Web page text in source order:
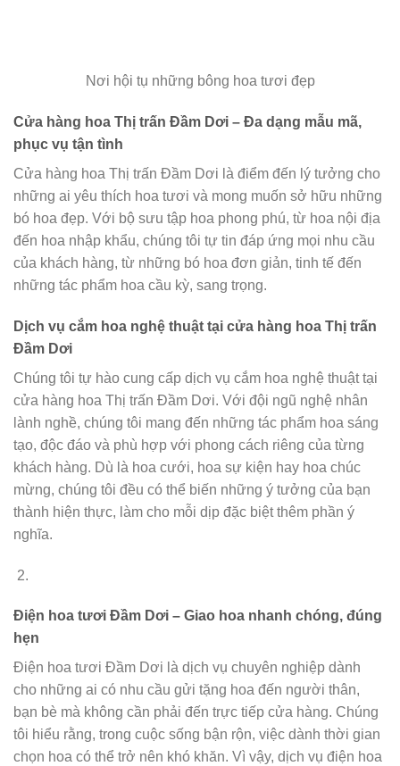
Nơi hội tụ những bông hoa tươi đẹp
Cửa hàng hoa Thị trấn Đầm Dơi – Đa dạng mẫu mã,
phục vụ tận tình
Cửa hàng hoa Thị trấn Đầm Dơi là điểm đến lý tưởng cho
những ai yêu thích hoa tươi và mong muốn sở hữu những
bó hoa đẹp. Với bộ sưu tập hoa phong phú, từ hoa nội địa
đến hoa nhập khẩu, chúng tôi tự tin đáp ứng mọi nhu cầu
của khách hàng, từ những bó hoa đơn giản, tinh tế đến
những tác phẩm hoa cầu kỳ, sang trọng.
Dịch vụ cắm hoa nghệ thuật tại cửa hàng hoa Thị trấn
Đầm Dơi
Chúng tôi tự hào cung cấp dịch vụ cắm hoa nghệ thuật tại
cửa hàng hoa Thị trấn Đầm Dơi. Với đội ngũ nghệ nhân
lành nghề, chúng tôi mang đến những tác phẩm hoa sáng
tạo, độc đáo và phù hợp với phong cách riêng của từng
khách hàng. Dù là hoa cưới, hoa sự kiện hay hoa chúc
mừng, chúng tôi đều có thể biến những ý tưởng của bạn
thành hiện thực, làm cho mỗi dịp đặc biệt thêm phần ý
nghĩa.
Điện hoa tươi Đầm Dơi – Giao hoa nhanh chóng, đúng
hẹn
Điện hoa tươi Đầm Dơi là dịch vụ chuyên nghiệp dành
cho những ai có nhu cầu gửi tặng hoa đến người thân,
bạn bè mà không cần phải đến trực tiếp cửa hàng. Chúng
tôi hiểu rằng, trong cuộc sống bận rộn, việc dành thời gian
chọn hoa có thể trở nên khó khăn. Vì vậy, dịch vụ điện hoa